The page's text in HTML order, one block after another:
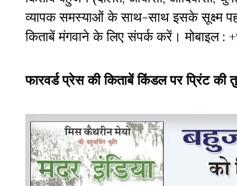
व्‍यापक समस्‍याओं के साथ-साथ इसके सूक्ष्म
किताबें मंगवाने के लिए संपर्क करें। मोबाइल :
फारवर्ड प्रेस की किताबें किंडल पर प्रिंट